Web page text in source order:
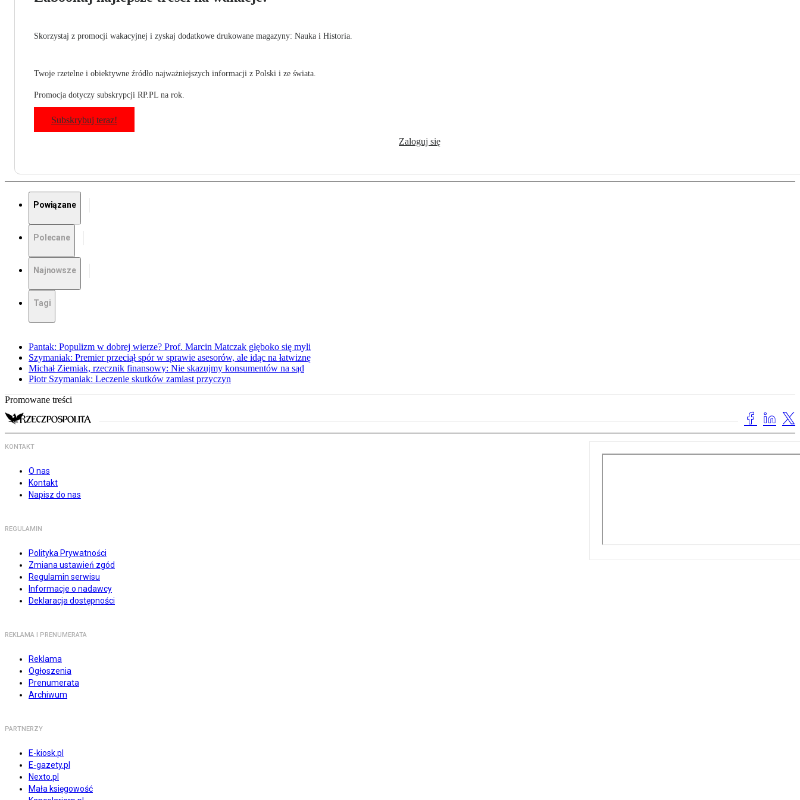
Skorzystaj z promocji wakacyjnej i zyskaj dodatkowe drukowane magazyny: Nauka i Historia.
Twoje rzetelne i obiektywne źródło najważniejszych informacji z Polski i ze świata.
Promocja dotyczy subskrypcji RP.PL na rok.
Subskrybuj teraz!
Zaloguj się
Powiązane
Polecane
Najnowsze
Tagi
Pantak: Populizm w dobrej wierze? Prof. Marcin Matczak głęboko się myli
Szymaniak: Premier przeciął spór w sprawie asesorów, ale idąc na łatwiznę
Michał Ziemiak, rzecznik finansowy: Nie skazujmy konsumentów na sąd
Piotr Szymaniak: Leczenie skutków zamiast przyczyn
Promowane treści
KONTAKT
O nas
Kontakt
Napisz do nas
REGULAMIN
Polityka Prywatności
Zmiana ustawień zgód
Regulamin serwisu
Informacje o nadawcy
Deklaracja dostępności
REKLAMA I PRENUMERATA
Reklama
Ogłoszenia
Prenumerata
Archiwum
PARTNERZY
E-kiosk.pl
E-gazety.pl
Nexto.pl
Mała księgowość